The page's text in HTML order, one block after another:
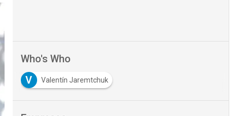
Who's Who
V
Valentín Jaremtchuk